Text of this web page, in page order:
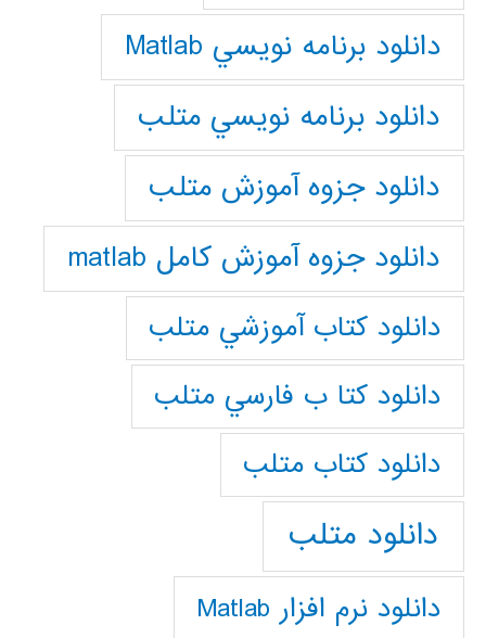
دانلود برنامه نويسي Matlab
دانلود برنامه نويسي متلب
دانلود جزوه آموزش متلب
دانلود جزوه آموزش کامل matlab
دانلود كتاب آموزشي متلب
دانلود كتا ب فارسي متلب
دانلود كتاب متلب
دانلود متلب
دانلود نرم افزار Matlab